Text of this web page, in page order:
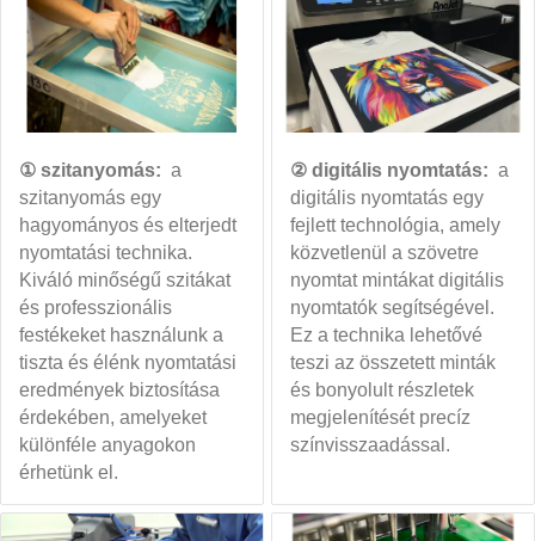
① szitanyomás: a
szitanyomás egy
hagyományos és elterjedt
nyomtatási technika.
Kiváló minőségű szitákat
és professzionális
festékeket használunk a
tiszta és élénk nyomtatási
eredmények biztosítása
érdekében, amelyeket
különféle anyagokon
érhetünk el.
② digitális nyomtatás: a
digitális nyomtatás egy
fejlett technológia, amely
közvetlenül a szövetre
nyomtat mintákat digitális
nyomtatók segítségével.
Ez a technika lehetővé
teszi az összetett minták
és bonyolult részletek
megjelenítését precíz
színvisszaadással.